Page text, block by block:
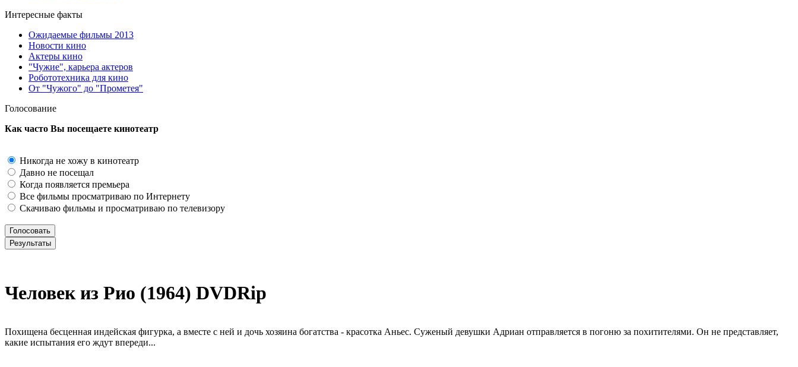
Интересные факты
Ожидаемые фильмы 2013
Новости кино
Актеры кино
"Чужие", карьера актеров
Робототехника для кино
От "Чужого" до "Прометея"
Голосование
Как часто Вы посещаете кинотеатр
Никогда не хожу в кинотеатр
Давно не посещал
Когда появляется премьера
Все фильмы просматриваю по Интернету
Скачиваю фильмы и просматриваю по телевизору
Человек из Рио (1964) DVDRір
Похищена бесценная индейская фигурка, а вместе с ней и дочь хозяина богатства - красотка Аньес. Суженый девушки Адриан отправляется в погоню за похитителями. Он не представляет,
какие испытания его ждут впереди...